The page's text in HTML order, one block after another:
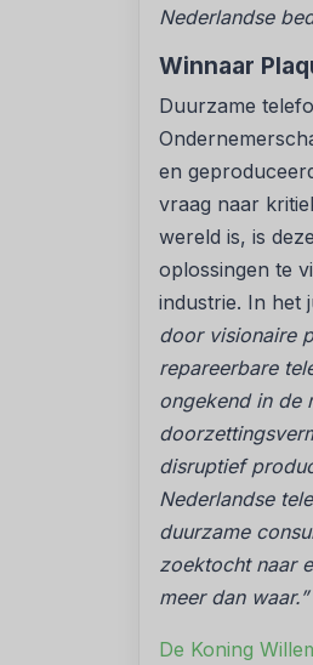
Nederlandse
Winnaar
Duurzame
en
vraag naar
wereld is, is
oplossingen te
industrie. In het
door visionaire
repareerbare
ongekend in de
disruptief
Nederlandse
duurzame
zoektocht naar
meer dan waar.”
De Koning